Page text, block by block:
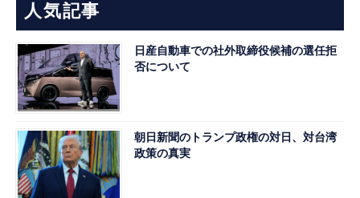
人気記事
日産自動車での社外取締役候補の選任拒
否について
朝日新聞のトランプ政権の対日、対台湾
政策の真実